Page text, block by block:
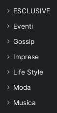
ESCLUSIVE
Eventi
Gossip
Imprese
Life Style
Moda
Musica